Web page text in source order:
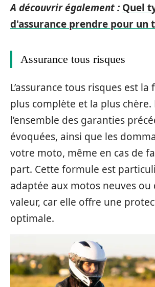
A découvrir également : Quel
d'assurance prendre pour un
Assurance tous risques
L’assurance tous risques est
plus complète et la plus chère.
l’ensemble des garanties
évoquées, ainsi que les
votre moto, même en cas de
part. Cette formule est
adaptée aux motos neuves ou
valeur, car elle offre une
optimale.